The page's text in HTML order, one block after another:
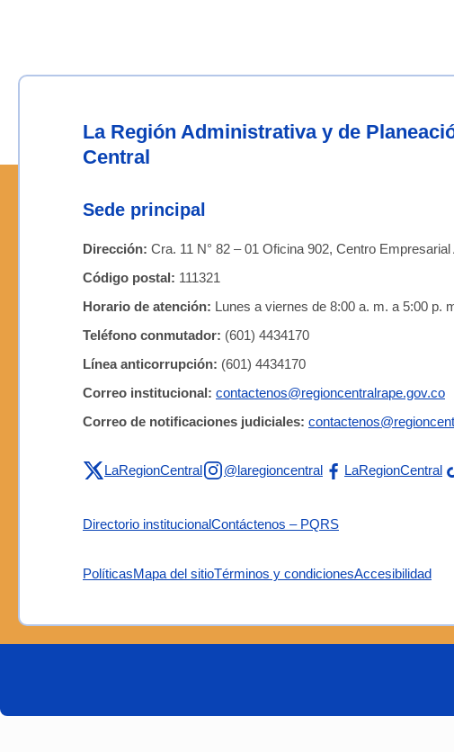
La Región Administrativa y de
Central
Sede principal
Dirección: Cra. 11 N° 82 – 01 Oficina 902, Centro
Código postal: 111321
Horario de atención: Lunes a viernes de 8:00 a. m. a 5:00 p.
Teléfono conmutador: (601) 4434170
Línea anticorrupción: (601) 4434170
Correo institucional: contactenos@regioncentralrape.gov.co
Correo de notificaciones judiciales:
LaRegionCentral @laregioncentral LaRegionCentral
Directorio institucionalContáctenos – PQRS
PolíticasMapa del sitioTérminos y condicionesAccesibilidad